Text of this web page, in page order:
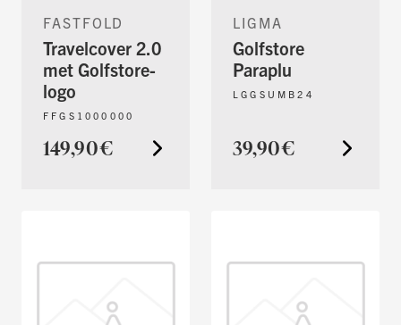
FASTFOLD
Travelcover 2.0
met Golfstore-
logo
FFGS1000000
149,90€
LIGMA
Golfstore
Paraplu
LGGSUMB24
39,90€